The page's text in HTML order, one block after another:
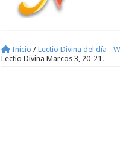
Inicio / Lectio Divina del día -
Lectio Divina Marcos 3, 20-21.